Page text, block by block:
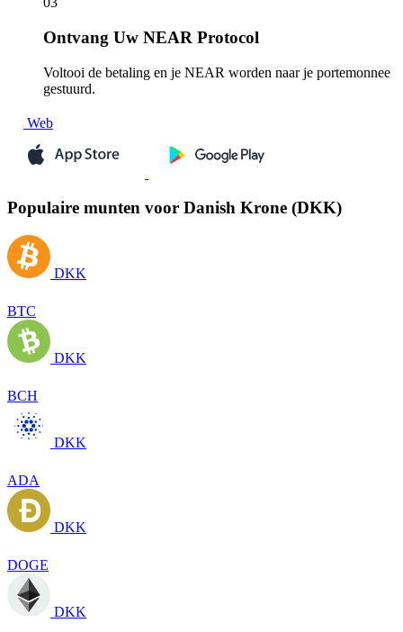
Ontvang Uw NEAR Protocol
Voltooi de betaling en je NEAR worden naar je portemonnee
gestuurd.
Web
Populaire munten voor Danish Krone (DKK)
DKK
BTC
DKK
BCH
DKK
ADA
DKK
DOGE
DKK